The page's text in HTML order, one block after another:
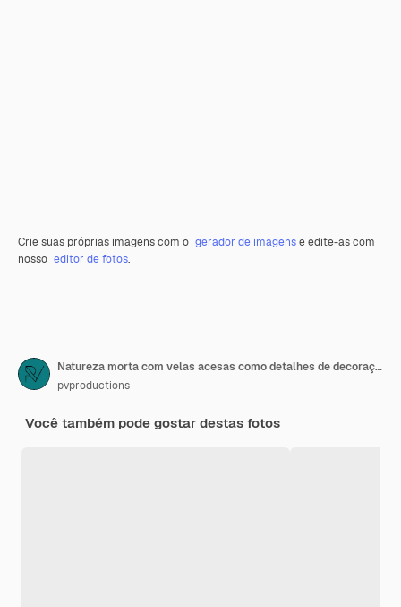
Crie suas próprias imagens com o gerador de imagense edite-as com
nosso editor de fotos.
Natureza morta com velas acesas como detalhes de decoração para casa.
pvproductions
Você também pode gostar destas fotos